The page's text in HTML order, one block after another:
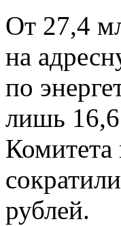
От 27,4
на
по
лишь
Комитета
рублей.